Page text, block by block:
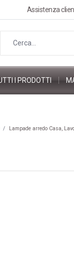
Assistenza
I PRODOTTI
Lampade arredo Casa,